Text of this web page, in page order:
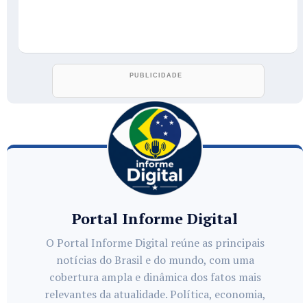
Portal Informe Digital
O Portal Informe Digital reúne as principais
notícias do Brasil e do mundo, com uma
cobertura ampla e dinâmica dos fatos mais
relevantes da atualidade. Política, economia,